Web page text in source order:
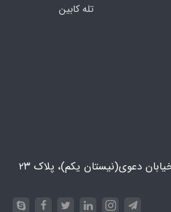
تله کابین
دعوی(نیستان یکم)، پلاک ۲۳